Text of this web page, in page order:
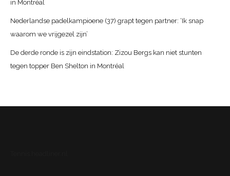
in Montréal
Nederlandse padelkampioene (37) grapt tegen partner: ‘Ik snap
waarom we vrijgezel zijn’
De derde ronde is zijn eindstation: Zizou Bergs kan niet stunten
tegen topper Ben Shelton in Montréal